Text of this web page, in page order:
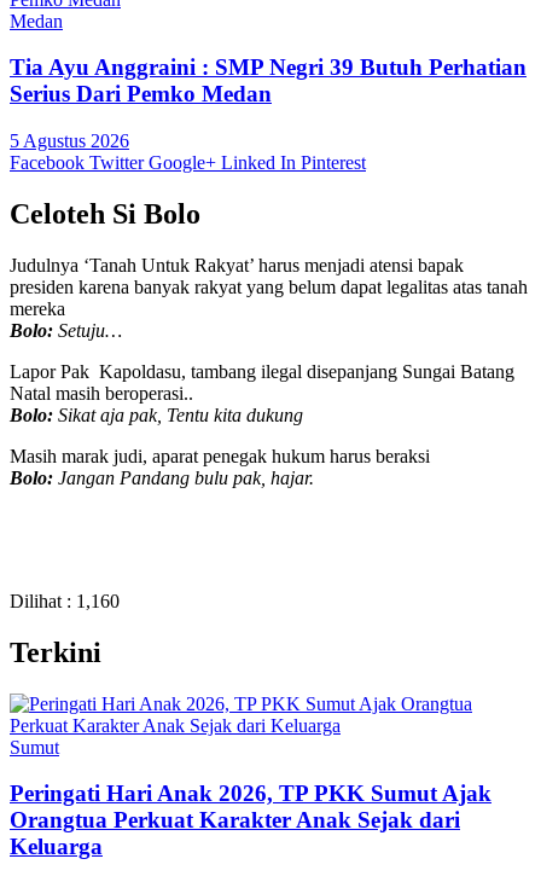
Medan
Tia Ayu Anggraini : SMP Negri 39 Butuh Perhatian
Serius Dari Pemko Medan
5 Agustus 2026
Facebook Twitter Google+ Linked In Pinterest
Celoteh Si Bolo
Judulnya ‘Tanah Untuk Rakyat’ harus menjadi atensi bapak
presiden karena banyak rakyat yang belum dapat legalitas atas tanah
mereka
Bolo: Setuju…
Lapor Pak Kapoldasu, tambang ilegal disepanjang Sungai Batang
Natal masih beroperasi..
Bolo: Sikat aja pak, Tentu kita dukung
Masih marak judi, aparat penegak hukum harus beraksi
Bolo: Jangan Pandang bulu pak, hajar.
Dilihat : 1,160
Terkini
Sumut
Peringati Hari Anak 2026, TP PKK Sumut Ajak
Orangtua Perkuat Karakter Anak Sejak dari
Keluarga